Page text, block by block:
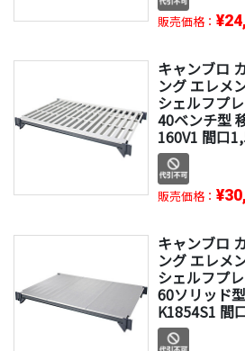
販売価格：
キャンブロ
ング エレメ
シェルフプ
40ベンチ型
160V1 間口
販売価格：
キャンブロ
ング エレメ
シェルフプ
60ソリッド
K1854S1 間